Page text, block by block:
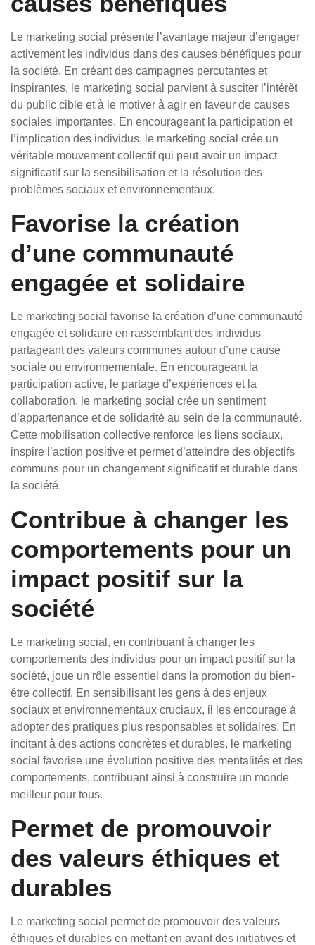
Le marketing social présente l’avantage majeur d’engager
activement les individus dans des causes bénéfiques pour
la société. En créant des campagnes percutantes et
inspirantes, le marketing social parvient à susciter l’intérêt
du public cible et à le motiver à agir en faveur de causes
sociales importantes. En encourageant la participation et
l’implication des individus, le marketing social crée un
véritable mouvement collectif qui peut avoir un impact
significatif sur la sensibilisation et la résolution des
problèmes sociaux et environnementaux.
Favorise la création
d’une communauté
engagée et solidaire
Le marketing social favorise la création d’une communauté
engagée et solidaire en rassemblant des individus
partageant des valeurs communes autour d’une cause
sociale ou environnementale. En encourageant la
participation active, le partage d’expériences et la
collaboration, le marketing social crée un sentiment
d’appartenance et de solidarité au sein de la communauté.
Cette mobilisation collective renforce les liens sociaux,
inspire l’action positive et permet d’atteindre des objectifs
communs pour un changement significatif et durable dans
la société.
Contribue à changer les
comportements pour un
impact positif sur la
société
Le marketing social, en contribuant à changer les
comportements des individus pour un impact positif sur la
société, joue un rôle essentiel dans la promotion du bien-
être collectif. En sensibilisant les gens à des enjeux
sociaux et environnementaux cruciaux, il les encourage à
adopter des pratiques plus responsables et solidaires. En
incitant à des actions concrètes et durables, le marketing
social favorise une évolution positive des mentalités et des
comportements, contribuant ainsi à construire un monde
meilleur pour tous.
Permet de promouvoir
des valeurs éthiques et
durables
Le marketing social permet de promouvoir des valeurs
éthiques et durables en mettant en avant des initiatives et